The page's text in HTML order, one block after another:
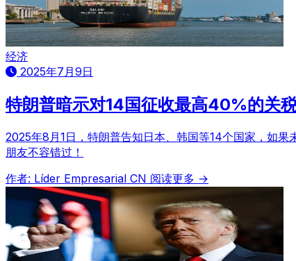
经济
2025年7月9日
特朗普暗示对14国征收最高40%的关
2025年8月1日，特朗普告知日本、韩国等14个国家，如
朋友不容错过！
作者: Líder Empresarial CN 阅读更多 →